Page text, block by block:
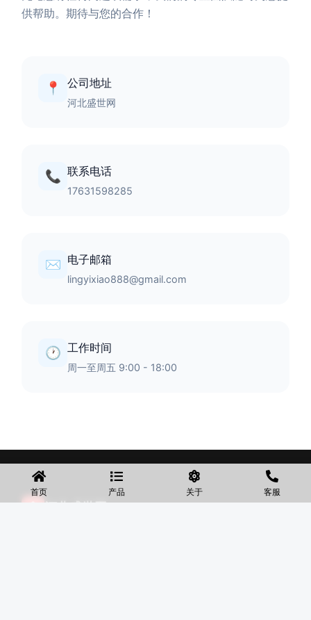
供帮助。期待与您的合作！
📍 公司地址
河北盛世网
📞 联系电话
17631598285
✉️ 电子邮箱
lingyixiao888@gmail.com
🕐 工作时间
周一至周五 9:00 - 18:00
◆ 河北盛世网
首页 产品 关于 客服